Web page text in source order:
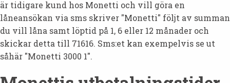
är tidigare kund hos Monetti och vill göra en
låneansökan via sms skriver "Monetti" följt av summan
du vill låna samt löptid på 1, 6 eller 12 månader och
skickar detta till 71616. Sms:et kan exempelvis se ut
såhär "Monetti 3000 1".